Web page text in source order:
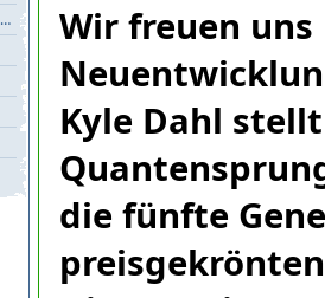
Wir freuen
Kyle Dahl
die fünfte